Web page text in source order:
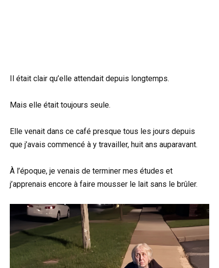
Il était clair qu’elle attendait depuis longtemps.
Mais elle était toujours seule.
Elle venait dans ce café presque tous les jours depuis
que j’avais commencé à y travailler, huit ans auparavant.
À l’époque, je venais de terminer mes études et
j’apprenais encore à faire mousser le lait sans le brûler.